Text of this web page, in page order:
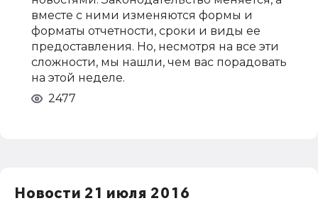
вместе с ними изменяются формы и
форматы отчетности, сроки и виды ее
предоставления. Но, несмотря на все эти
сложности, мы нашли, чем вас порадовать
на этой неделе.
2477
Новости 21 июля 2016